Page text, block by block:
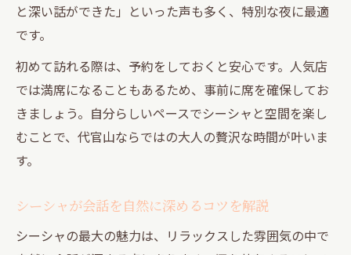
と深い話ができた」といった声も多く、特別な夜に最適
です。
初めて訪れる際は、予約をしておくと安心です。人気店
では満席になることもあるため、事前に席を確保してお
きましょう。自分らしいペースでシーシャと空間を楽し
むことで、代官山ならではの大人の贅沢な時間が叶いま
す。
シーシャが会話を自然に深めるコツを解説
シーシャの最大の魅力は、リラックスした雰囲気の中で